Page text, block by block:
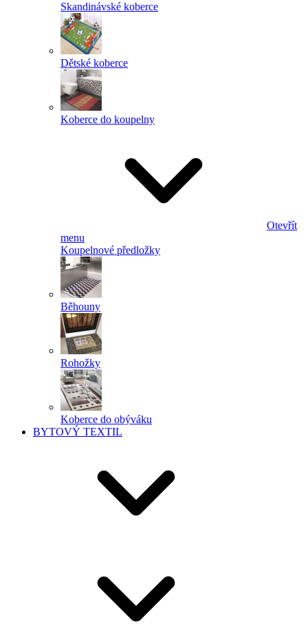
Skandinávské koberce
Dětské koberce
Koberce do koupelny
Otevřít
menu
Koupelnové předložky
Běhouny
Rohožky
Koberce do obýváku
BYTOVÝ TEXTIL